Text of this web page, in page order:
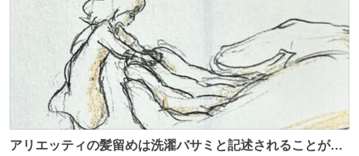
アリエッティの髪留めは洗濯バサミと記述されることが多